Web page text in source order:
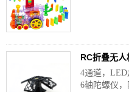
RC折叠无
4通道，LED
6轴陀螺仪